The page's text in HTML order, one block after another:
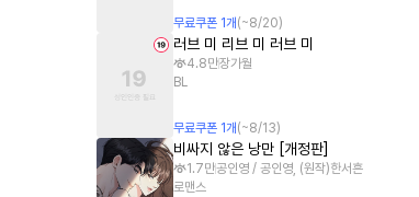
무료쿠폰 1개 (~8/20)
러브 미 리브 미 러브 미
4.8만장가월
BL
무료쿠폰 1개 (~8/13)
비싸지 않은 낭만 [개정판]
1.7만공인영 / 공인영, (원작)한서흔
로맨스